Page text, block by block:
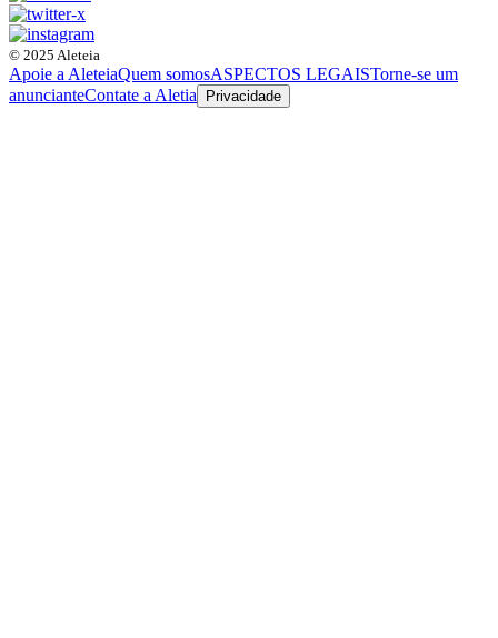
© 2025 Aleteia
Apoie a AleteiaQuem somosASPECTOS LEGAISTorne-se um
anuncianteContate a Aletia Privacidade